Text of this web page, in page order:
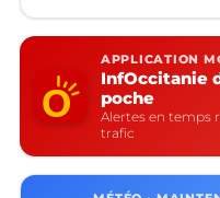
APPLICATION
InfOccitanie
poche
Alertes en temps
trafic